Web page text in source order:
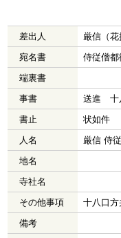
差出人
厳信（花
宛名書
侍従僧都
端裏書
事書
送進 十
書止
状如件
人名
厳信 侍
地名
寺社名
その他事項
十八口
備考